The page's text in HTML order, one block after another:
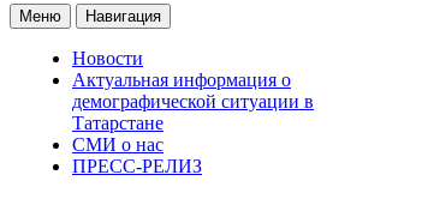
Меню Навигация
Новости
Актуальная информация о
демографической ситуации в
Татарстане
СМИ о нас
ПРЕСС-РЕЛИЗ